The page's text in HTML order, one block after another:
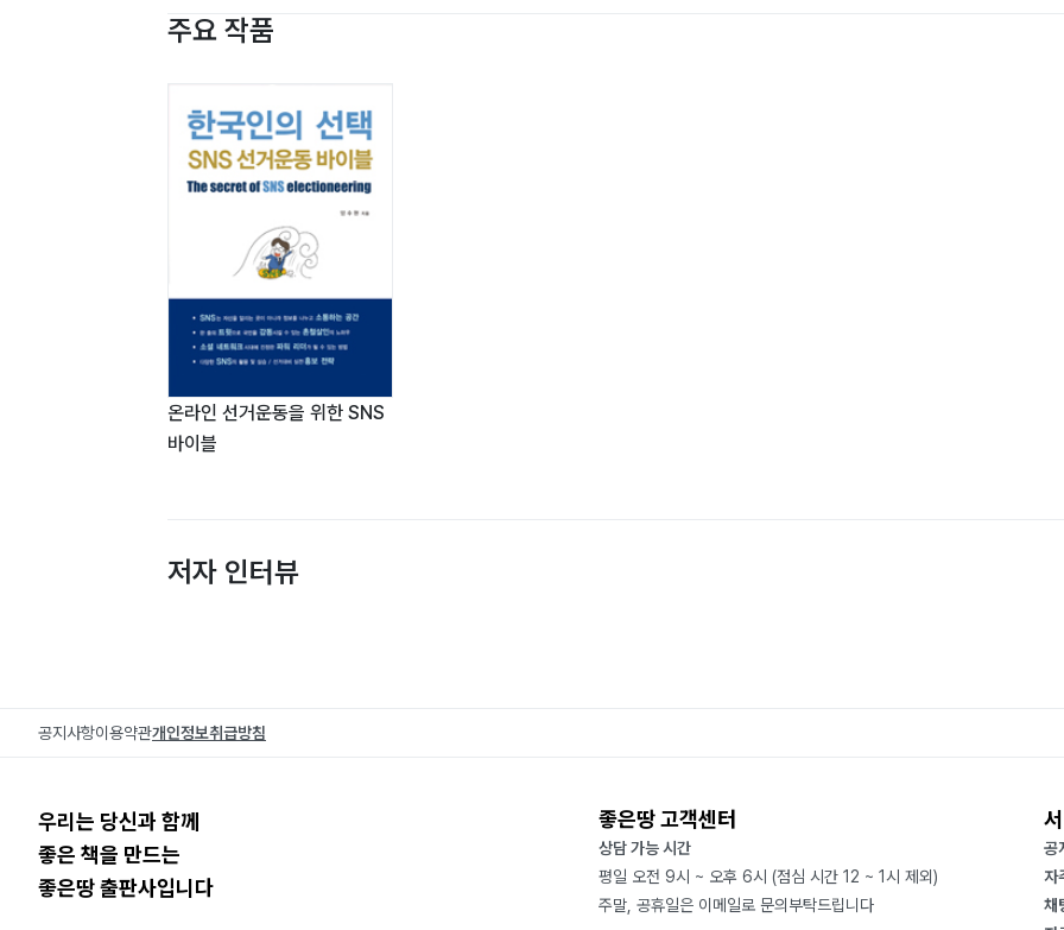
주요 작품
온라인 선거운동을 위한 SNS
바이블
저자 인터뷰
공지사항이용약관개인정보취급방침
우리는 당신과 함께
좋은 책을 만드는
좋은땅 출판사입니다
좋은땅 고객센터
상담 가능 시간
평일 오전 9시 ~ 오후 6시 (점심 시간 12 ~ 1시 제외)
주말, 공휴일은 이메일로 문의부탁드립니다
공
자
채